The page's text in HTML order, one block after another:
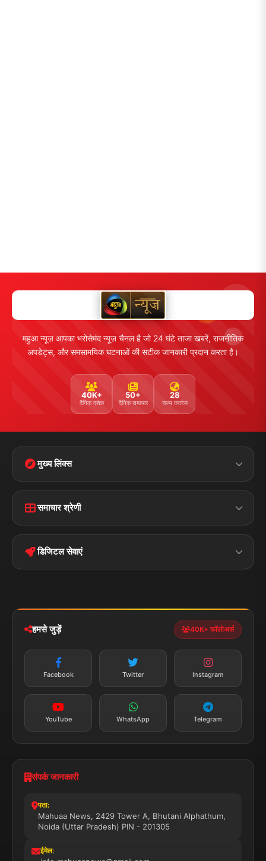
महुआ न्यूज़ आपका भरोसेमंद न्यूज़ चैनल है जो 24 घंटे ताजा खबरें, राजनीतिक
अपडेट्स, और समसामयिक घटनाओं की सटीक जानकारी प्रदान करता है।
40K+
दैनिक दर्शक
50+
दैनिक समाचार
28
राज्य कवरेज
मुख्य लिंक्स
Disclaimer
Terms &
Privacy Policy
समाचार श्रेणी
पॉलिटिकल झारखण्ड
डिजिटल सेवाएं
न्यूज़ अलर्ट
तत्काल अपडेट
सब्सक्राइब करें
हमसे जुड़ें 40K+ फॉलोअर्स
Facebook Twitter Instagram
YouTube WhatsApp Telegram
संपर्क जानकारी
पता:
Mahuaa News, 2429 Tower A, Bhutani Alphathum,
Noida (Uttar Pradesh) PIN - 201305
ईमेल: